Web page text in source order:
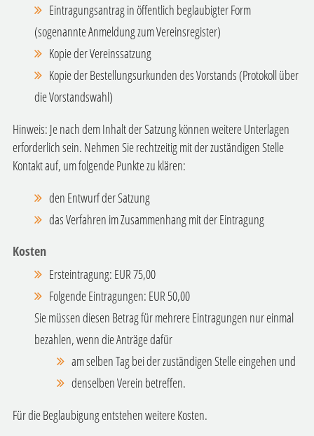
Eintragungsantrag in öffentlich beglaubigter Form
(sogenannte Anmeldung zum Vereinsregister)
Kopie der Vereinssatzung
Kopie der Bestellungsurkunden des Vorstands (Protokoll über
die Vorstandswahl)
Hinweis: Je nach dem Inhalt der Satzung können weitere Unterlagen
erforderlich sein. Nehmen Sie rechtzeitig mit der zuständigen Stelle
Kontakt auf, um folgende Punkte zu klären:
den Entwurf der Satzung
das Verfahren im Zusammenhang mit der Eintragung
Kosten
Ersteintragung: EUR 75,00
Folgende Eintragungen: EUR 50,00
Sie müssen diesen Betrag für mehrere Eintragungen nur einmal
bezahlen, wenn die Anträge dafür
am selben Tag bei der zuständigen Stelle eingehen und
denselben Verein betreffen.
Für die Beglaubigung entstehen weitere Kosten.